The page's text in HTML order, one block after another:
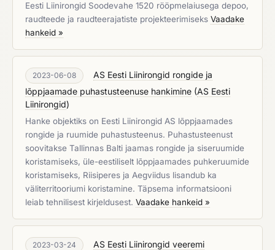
Eesti Liinirongid Soodevahe 1520 rööpmelaiusega depoo,
raudteede ja raudteerajatiste projekteerimiseks Vaadake
hankeid »
2023-06-08
AS Eesti Liinirongid rongide ja
lõppjaamade puhastusteenuse hankimine (AS Eesti
Liinirongid)
Hanke objektiks on Eesti Liinirongid AS lõppjaamades
rongide ja ruumide puhastusteenus. Puhastusteenust
soovitakse Tallinnas Balti jaamas rongide ja siseruumide
koristamiseks, üle-eestiliselt lõppjaamades puhkeruumide
koristamiseks, Riisiperes ja Aegviidus lisandub ka
väliterritooriumi koristamine. Täpsema informatsiooni
leiab tehnilisest kirjeldusest. Vaadake hankeid »
2023-03-24
AS Eesti Liinirongid veeremi